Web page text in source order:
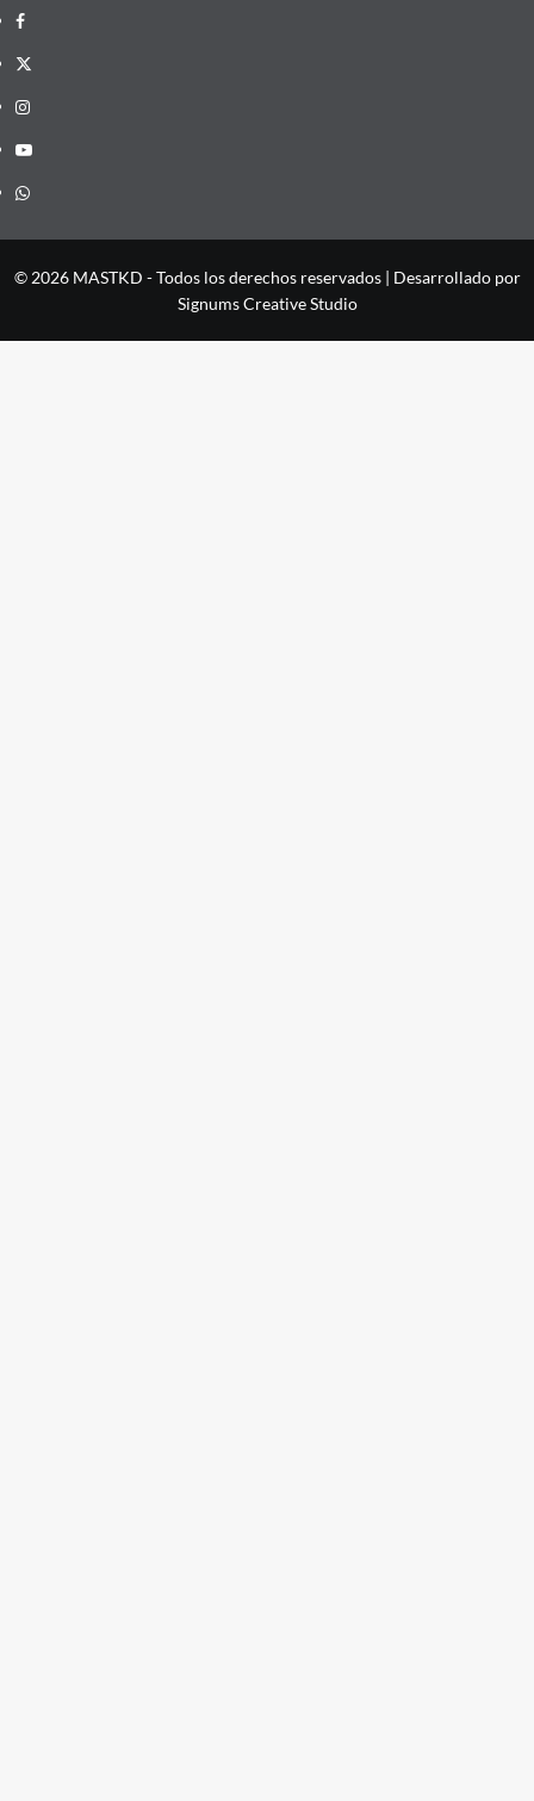
Facebook
X
Instagram
YouTube
Whatsapp